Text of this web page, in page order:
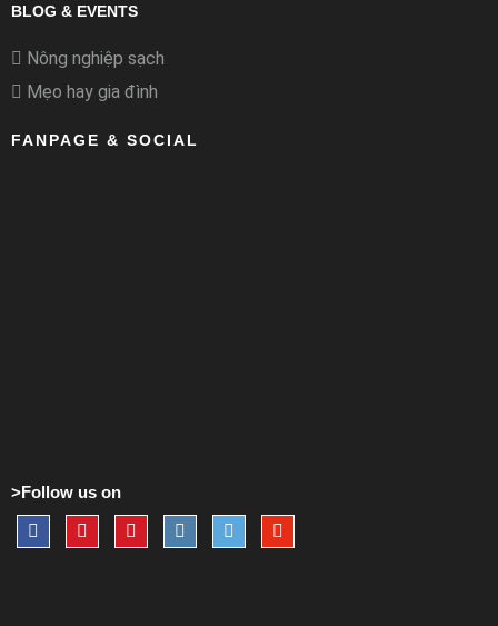
BLOG & EVENTS
Nông nghiệp sạch
Mẹo hay gia đình
FANPAGE & SOCIAL
>Follow us on